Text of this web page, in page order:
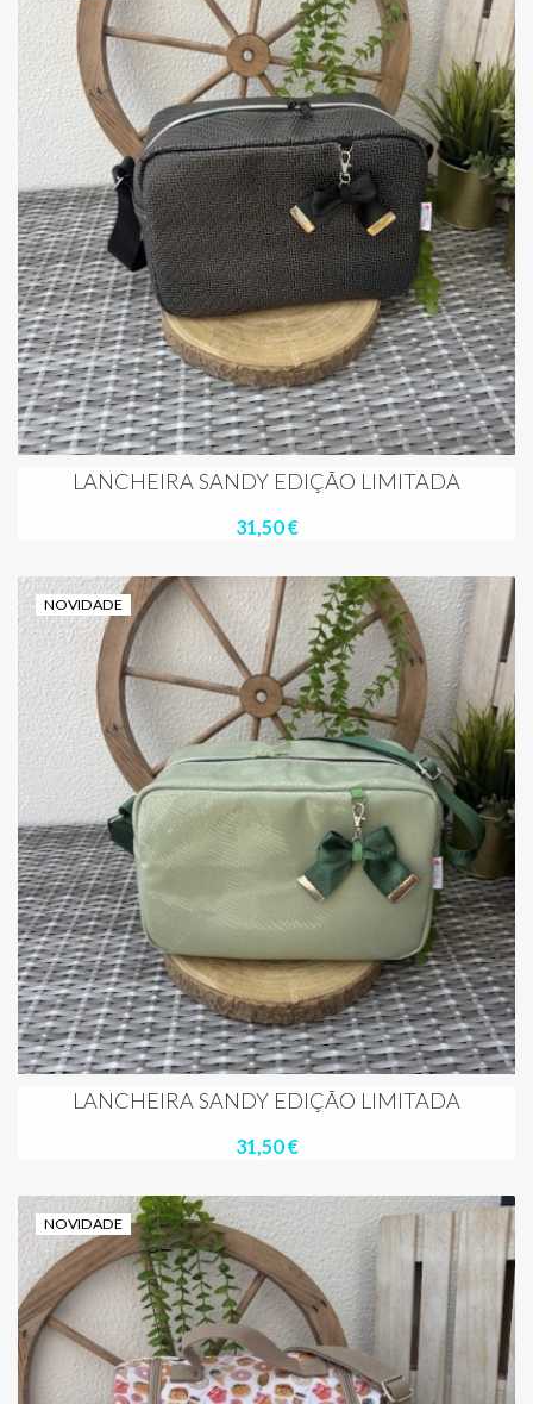
LANCHEIRA SANDY EDIÇÃO LIMITADA
31,50 €
NOVIDADE
LANCHEIRA SANDY EDIÇÃO LIMITADA
31,50 €
NOVIDADE